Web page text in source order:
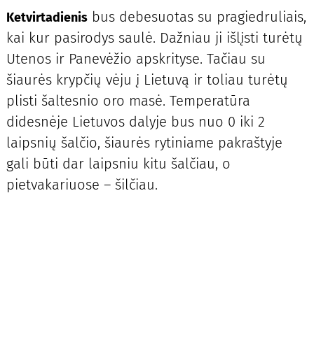
Ketvirtadienisbus debesuotas su pragiedruliais,
kai kur pasirodys saulė. Dažniau ji išlįsti turėtų
Utenos ir Panevėžio apskrityse. Tačiau su
šiaurės krypčių vėju į Lietuvą ir toliau turėtų
plisti šaltesnio oro masė. Temperatūra
didesnėje Lietuvos dalyje bus nuo 0 iki 2
laipsnių šalčio, šiaurės rytiniame pakraštyje
gali būti dar laipsniu kitu šalčiau, o
pietvakariuose – šilčiau.